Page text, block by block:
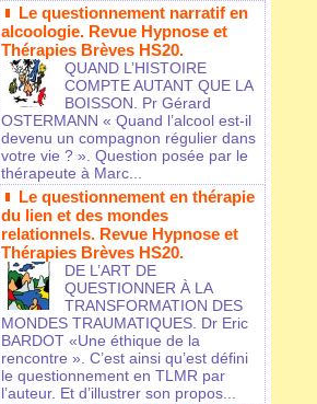
Le questionnement narratif en
alcoologie. Revue Hypnose et
Thérapies Brèves HS20.
QUAND L’HISTOIRE
COMPTE AUTANT QUE LA
BOISSON. Pr Gérard
OSTERMANN « Quand l’alcool est-il
devenu un compagnon régulier dans
votre vie ? ». Question posée par le
thérapeute à Marc...
Le questionnement en thérapie
du lien et des mondes
relationnels. Revue Hypnose et
Thérapies Brèves HS20.
DE L’ART DE
QUESTIONNER À LA
TRANSFORMATION DES
MONDES TRAUMATIQUES. Dr Eric
BARDOT «Une éthique de la
rencontre ». C’est ainsi qu’est défini
le questionnement en TLMR par
l’auteur. Et d’illustrer son propos...